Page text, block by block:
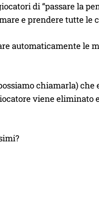
di “passare la
e prendere tutte le
automaticamente le
chiamarla)
viene eliminato